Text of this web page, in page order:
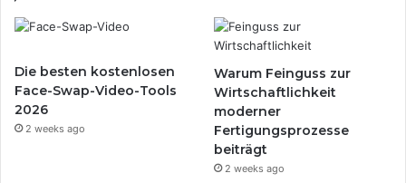
Die besten kostenlosen
Face-Swap-Video-Tools
2026
2 weeks ago
Warum Feinguss zur
Wirtschaftlichkeit
moderner
Fertigungsprozesse
beiträgt
2 weeks ago